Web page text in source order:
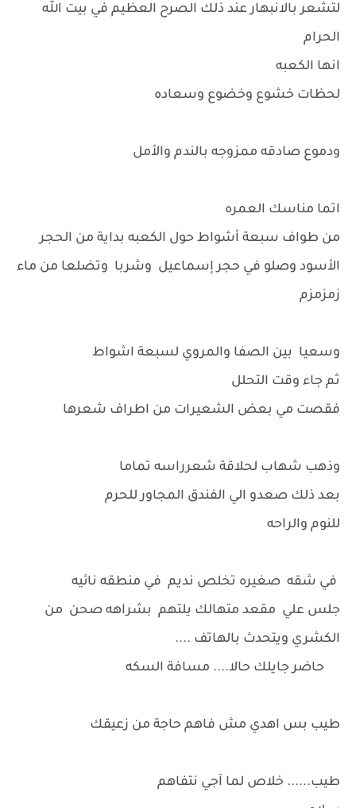
لتشعر بالانبهار عند ذلك الصرح العظيم في بيت الله
الحرام
انها الكعبه
لحظات خشوع وخضوع وسعاده
ودموع صادقه ممزوجه بالندم والأمل
اتما مناسك العمره
من طواف سبعة أشواط حول الكعبه بداية من الحجر
الأسود وصلو في حجر إسماعيل وشربا وتضلعا من ماء
زمزمزم
وسعيا بين الصفا والمروي لسبعة اشواط
ثم جاء وقت التحلل
فقصت مي بعض الشعيرات من اطراف شعرها
وذهب شهاب لحلاقة شعرراسه تماما
بعد ذلك صعدو الي الفندق المجاور للحرم
للنوم والراحه
في شقه صغيره تخلص نديم في منطقه نائيه
جلس علي مقعد متهالك يلتهم بشراهه صحن من
الكشري ويتحدث بالهاتف ....
حاضر جايلك حالا.... مسافة السكه
طيب بس اهدي مش فاهم حاجة من زعيقك
طيب...... خلاص لما آجي نتفاهم